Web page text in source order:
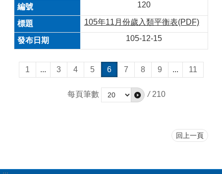
120
105年11月份歲入類平衡表(PDF)
105-12-15
1 ... 3 4 5 6 7 8 9 ... 11
每頁筆數 / 210
回上一頁